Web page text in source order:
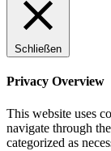
Schließen
Privacy Overview
This website uses
navigate through
categorized as